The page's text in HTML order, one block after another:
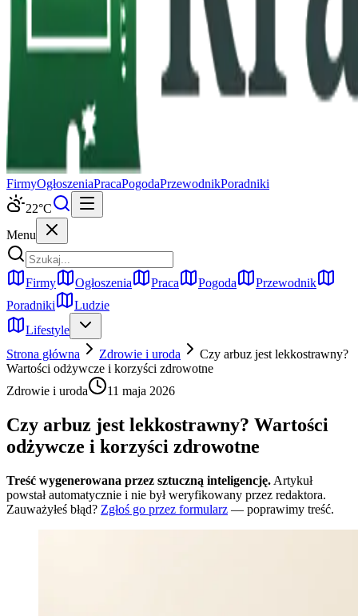
FirmyOgłoszeniaPracaPogodaPrzewodnikPoradniki
22°C
Menu
Firmy Ogłoszenia Praca Pogoda
Przewodnik
Poradniki
Ludzie
Lifestyle
Strona główna
Zdrowie i uroda
Czy arbuz jest lekkostrawny?
Wartości odżywcze i korzyści zdrowotne
Zdrowie i uroda
11 maja 2026
Czy arbuz jest lekkostrawny? Wartości
odżywcze i korzyści zdrowotne
Treść wygenerowana przez sztuczną inteligencję. Artykuł
powstał automatycznie i nie był weryfikowany przez redaktora.
Zauważyłeś błąd? Zgłoś go przez formularz — poprawimy treść.